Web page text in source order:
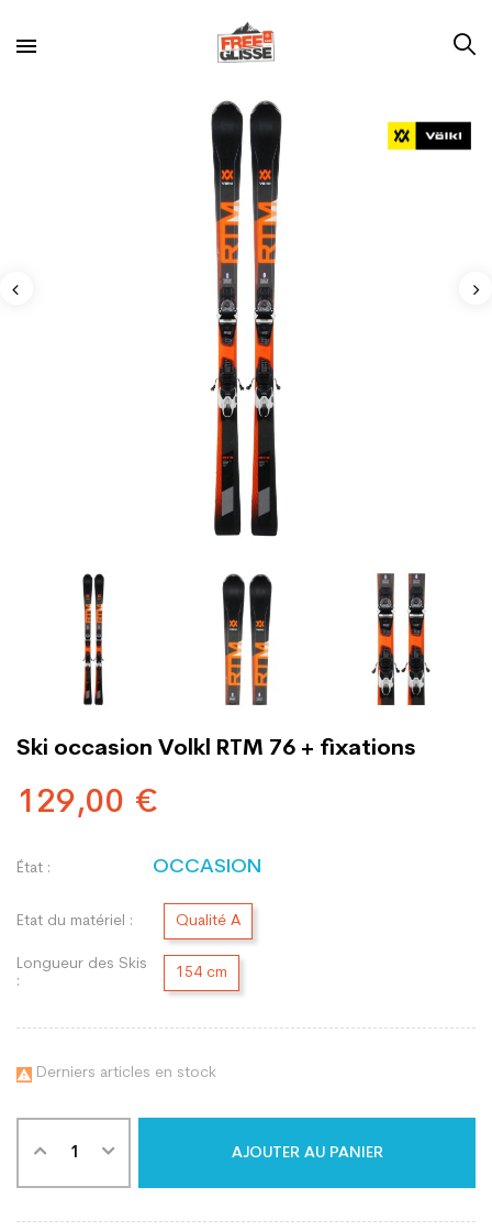
Ski occasion Volkl RTM 76 + fixations
129,00 €
État : OCCASION
Etat du matériel : Qualité A
Longueur des Skis
:
154 cm
 Derniers articles en stock
AJOUTER AU PANIER